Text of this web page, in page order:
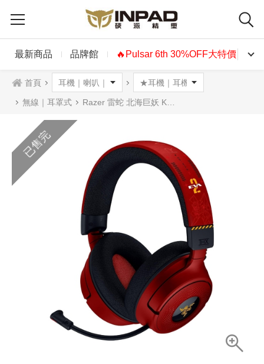
最新商品 品牌館 🔥Pulsar 6th 30%OFF大特價🔥
首頁
無線｜耳罩式 Razer 雷蛇 北海巨妖 Kraken V4 無線耳機麥克風 EVA新世紀福音戰士貳號機聯名款
已售完